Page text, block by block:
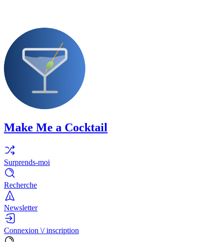
Make Me a Cocktail
Surprends-moi
Recherche
Newsletter
Connexion \/ inscription